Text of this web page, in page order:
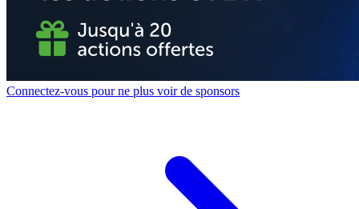
Connectez-vous pour ne plus voir de sponsors